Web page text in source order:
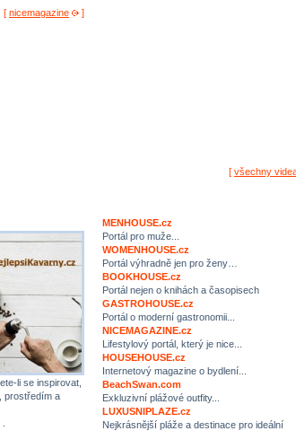
[ nicemagazine ]
[ všechny
li se inspirovat,
prostředím a
MENHOUSE.cz
Portál pro muže...
WOMENHOUSE.cz
Portál výhradně jen pro ženy…
BOOKHOUSE.cz
Portál nejen o knihách a časopisech
GASTROHOUSE.cz
Portál o moderní gastronomii...
NICEMAGAZINE.cz
Lifestylový portál, který je nice...
HOUSEHOUSE.cz
Internetový magazine o bydlení...
BeachSwan.com
Exkluzivní plážové outfity...
LUXUSNIPLAZE.cz
Nejkrásnější pláže a destinace pro ideální